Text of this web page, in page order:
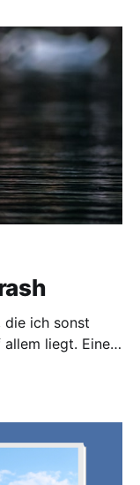
verpackte.
Geschenke,
die ich sonst
allem liegt. Eine